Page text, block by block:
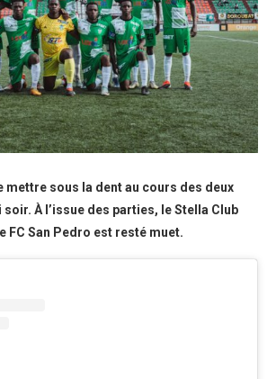
mettre sous la dent au cours des deux
À l’issue des parties, le Stella Club
FC San Pedro est resté muet.